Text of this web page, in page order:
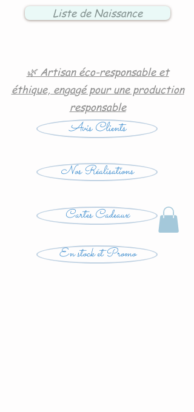
Liste de Naissance
🌿 Artisan éco-responsable et
éthique, engagé pour une production
responsable
Avis Clients
Nos Réalisations
Cartes Cadeaux
En stock et Promo